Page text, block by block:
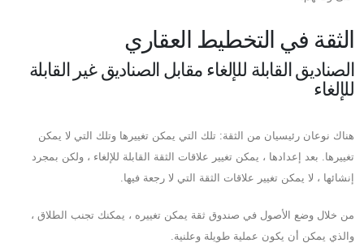
الثقة في التخطيط العقاري
الصناديق القابلة للإلغاء مقابل الصناديق غير القابلة
للإلغاء
هناك نوعان رئيسيان من الثقة: تلك التي يمكن تغييرها وتلك التي لا يمكن
تغييرها. بعد إعدادها ، يمكن تغيير علاقات الثقة القابلة للإلغاء ، ولكن بمجرد
إنشائها ، لا يمكن تغيير علاقات الثقة التي لا رجعة فيها.
من خلال وضع الأصول في صندوق ثقة يمكن تغييره ، يمكنك تجنب الطلاق ،
والذي يمكن أن يكون عملية طويلة وعلنية.